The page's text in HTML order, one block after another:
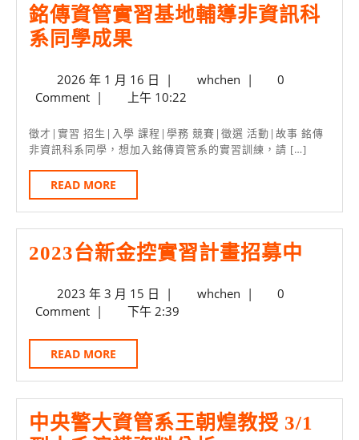
銘傳資管實習基地輔導非資訊科
系同學成果
資
管
實
習
地
輔
導
資
系
同
學
2026 年 1 月 16 日 2026
年
月
16
| whchenwhchen
|
0
Comment | 上午 10:22
徵才|實習 招生|入學 課程|學務 競賽|徵選 活動|故事 銘傳
非資訊科系同學，想加入銘傳資管系的實習訓練，請 […]
READ MORE
MORE
2023台新金控實習計畫招募中
習
計
2023 年 3 月 15 日 2023
年
日
| whchenwhchen
|
0
Comment | 下午 2:39
READ MORE
MORE
中央警大資管系王朝煌教授 3/1